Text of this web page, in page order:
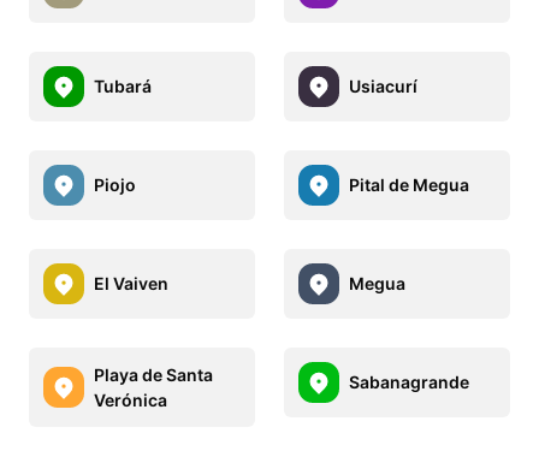
Tubará Usiacurí
Piojo Pital de Megua
El Vaiven Megua
Playa de Santa
Verónica
Sabanagrande